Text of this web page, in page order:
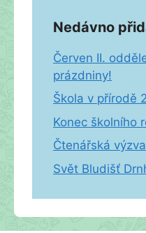
Nedávno
Červen II.
prázdniny!
Škola v přírodě
Konec školního
Čtenářská výzva
Svět Bludišť